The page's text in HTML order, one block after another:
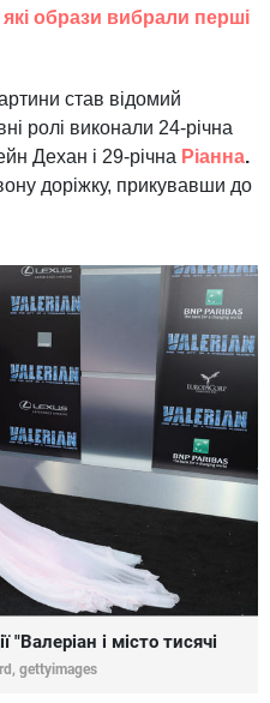
образи вибрали перші
став відомий
ролі виконали 24-річна
Дехан і 29-річна Ріанна.
доріжку, прикувавши до
"Валеріан і місто тисячі
gettyimages